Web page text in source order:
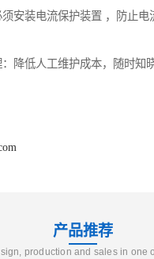
安装电流保护装置 ，防止电
降低人工维护成本，随时知
产品推荐
production and sales in one